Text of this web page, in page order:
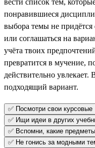
понравившиеся
выбора темы не
или соглашаться на
учёта твоих
превратится в мучение,
действительно увлекает.
подходящий вариант.
✅ Посмотри свои курсовые
✅ Ищи идеи в других
✅ Вспомни, какие
✅ Не гонись за модными